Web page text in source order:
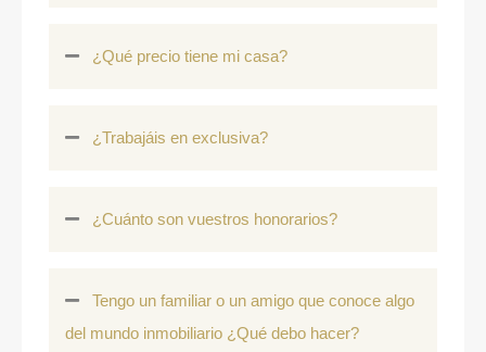
¿Qué precio tiene mi casa?
¿Trabajáis en exclusiva?
¿Cuánto son vuestros honorarios?
Tengo un familiar o un amigo que conoce algo
del mundo inmobiliario ¿Qué debo hacer?